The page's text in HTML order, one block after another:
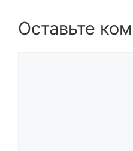
Оставьте